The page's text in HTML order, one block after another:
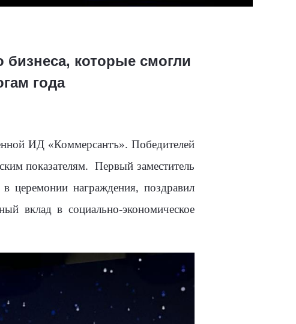
бизнеса, которые смогли
года
ИД «Коммерсантъ». Победителей
показателям. Первый заместитель
в церемонии награждения, поздравил
вклад в социально-экономическое